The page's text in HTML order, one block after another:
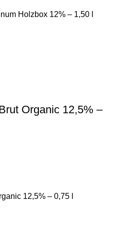
Holzbox 12% – 1,50 l
Organic 12,5% –
12,5% – 0,75 l